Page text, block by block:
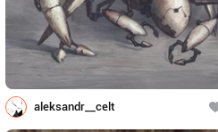
aleksandr__celt